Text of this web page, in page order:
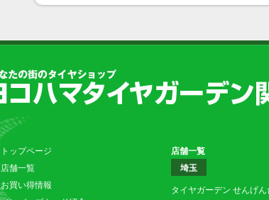
トップページ
店舗一覧
お買い得情報
店舗一覧
埼玉
タイヤガーデン せんげん